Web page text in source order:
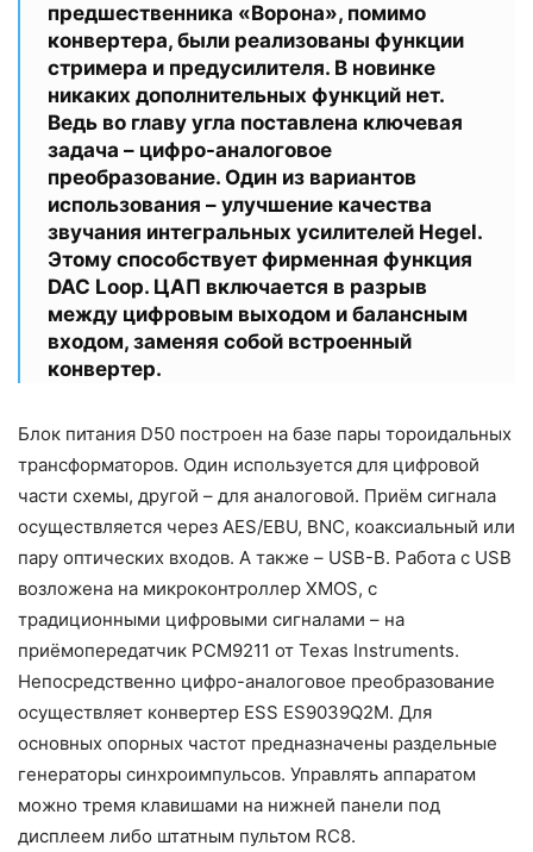
предшественника «Ворона», помимо
конвертера, были реализованы функции
стримера и предусилителя. В новинке
никаких дополнительных функций нет.
Ведь во главу угла поставлена ключевая
задача – цифро-аналоговое
преобразование. Один из вариантов
использования – улучшение качества
звучания интегральных усилителей Hegel.
Этому способствует фирменная функция
DAC Loop. ЦАП включается в разрыв
между цифровым выходом и балансным
входом, заменяя собой встроенный
конвертер.
Блок питания D50 построен на базе пары тороидальных
трансформаторов. Один используется для цифровой
части схемы, другой – для аналоговой. Приём сигнала
осуществляется через AES/EBU, BNC, коаксиальный или
пару оптических входов. А также – USB-B. Работа с USB
возложена на микроконтроллер XMOS, с
традиционными цифровыми сигналами – на
приёмопередатчик PCM9211 от Texas Instruments.
Непосредственно цифро-аналоговое преобразование
осуществляет конвертер ESS ES9039Q2M. Для
основных опорных частот предназначены раздельные
генераторы синхроимпульсов. Управлять аппаратом
можно тремя клавишами на нижней панели под
дисплеем либо штатным пультом RC8.